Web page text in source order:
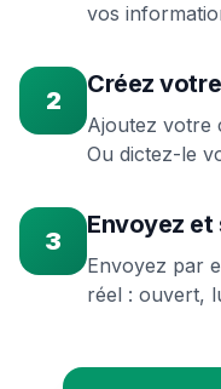
vos
2
Créez
Ajoutez votre
Ou dictez-le
3
Envoyez et
Envoyez par
réel : ouvert,